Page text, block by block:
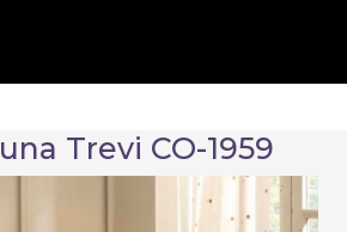
Trevi СО-1959